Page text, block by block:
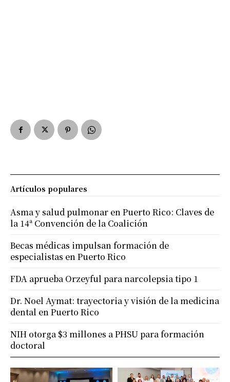
Artículos populares
Asma y salud pulmonar en Puerto Rico: Claves de
la 14ª Convención de la Coalición
Becas médicas impulsan formación de
especialistas en Puerto Rico
FDA aprueba Orzeyful para narcolepsia tipo 1
Dr. Noel Aymat: trayectoria y visión de la medicina
dental en Puerto Rico
NIH otorga $3 millones a PHSU para formación
doctoral